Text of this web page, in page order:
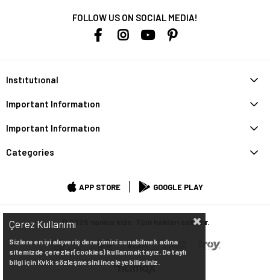
FOLLOW US ON SOCIAL MEDIA!
Instıtutıonal
Important Informatıon
Important Informatıon
Categories
APP STORE GOOGLE PLAY
© 2025 nanica kids. Tüm hakları saklıdır.
Çerez Kullanımı
Sizlere en iyi alışveriş deneyimini sunabilmek adına
sitemizde çerezler(cookies) kullanmaktayız. Detaylı
bilgi için Kvkk sözleşmesini inceleyebilirsiniz.